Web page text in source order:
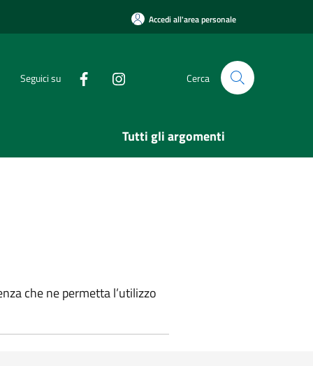
Accedi all'area personale
Seguici su Cerca
Tutti gli argomenti
che ne permetta l’utilizzo